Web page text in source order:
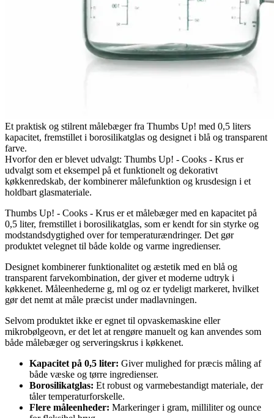
Et praktisk og stilrent målebæger fra Thumbs Up! med 0,5 liters
kapacitet, fremstillet i borosilikatglas og designet i blå og transparent
farve.
Hvorfor den er blevet udvalgt: Thumbs Up! - Cooks - Krus er
udvalgt som et eksempel på et funktionelt og dekorativt
køkkenredskab, der kombinerer målefunktion og krusdesign i et
holdbart glasmateriale.
Thumbs Up! - Cooks - Krus er et målebæger med en kapacitet på
0,5 liter, fremstillet i borosilikatglas, som er kendt for sin styrke og
modstandsdygtighed over for temperaturændringer. Det gør
produktet velegnet til både kolde og varme ingredienser.
Designet kombinerer funktionalitet og æstetik med en blå og
transparent farvekombination, der giver et moderne udtryk i
køkkenet. Måleenhederne g, ml og oz er tydeligt markeret, hvilket
gør det nemt at måle præcist under madlavningen.
Selvom produktet ikke er egnet til opvaskemaskine eller
mikrobølgeovn, er det let at rengøre manuelt og kan anvendes som
både målebæger og serveringskrus i køkkenet.
Kapacitet på 0,5 liter: Giver mulighed for præcis måling af
både væske og tørre ingredienser.
Borosilikatglas: Et robust og varmebestandigt materiale, der
tåler temperaturforskelle.
Flere måleenheder: Markeringer i gram, milliliter og ounce